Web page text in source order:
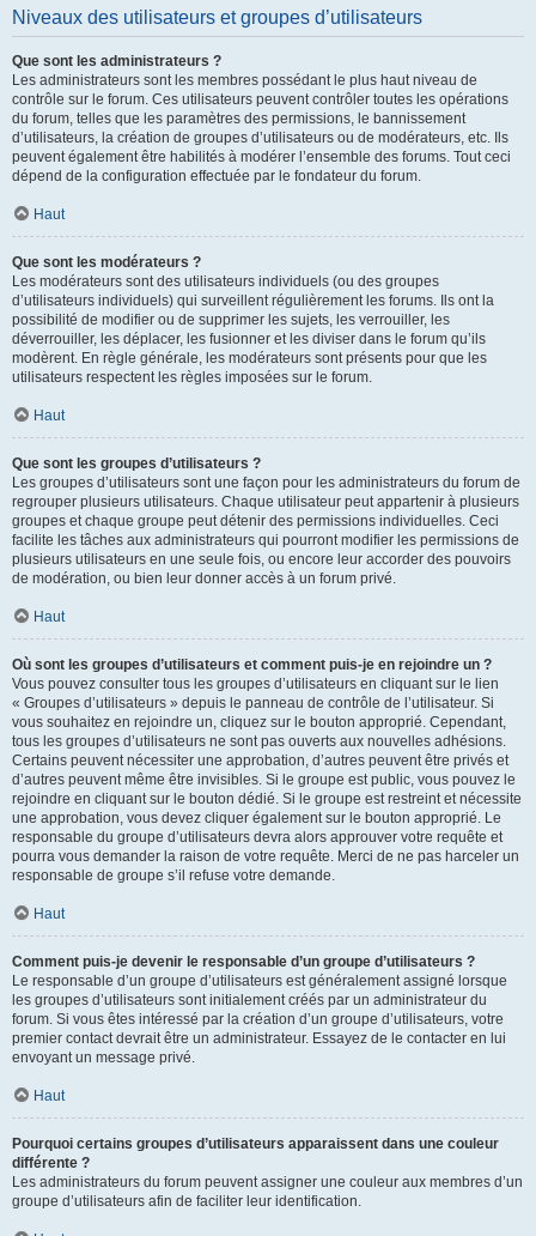
Niveaux des utilisateurs et groupes d’utilisateurs
Que sont les administrateurs ?
Les administrateurs sont les membres possédant le plus haut niveau de
contrôle sur le forum. Ces utilisateurs peuvent contrôler toutes les opérations
du forum, telles que les paramètres des permissions, le bannissement
d’utilisateurs, la création de groupes d’utilisateurs ou de modérateurs, etc. Ils
peuvent également être habilités à modérer l’ensemble des forums. Tout ceci
dépend de la configuration effectuée par le fondateur du forum.
Haut
Que sont les modérateurs ?
Les modérateurs sont des utilisateurs individuels (ou des groupes
d’utilisateurs individuels) qui surveillent régulièrement les forums. Ils ont la
possibilité de modifier ou de supprimer les sujets, les verrouiller, les
déverrouiller, les déplacer, les fusionner et les diviser dans le forum qu’ils
modèrent. En règle générale, les modérateurs sont présents pour que les
utilisateurs respectent les règles imposées sur le forum.
Haut
Que sont les groupes d’utilisateurs ?
Les groupes d’utilisateurs sont une façon pour les administrateurs du forum de
regrouper plusieurs utilisateurs. Chaque utilisateur peut appartenir à plusieurs
groupes et chaque groupe peut détenir des permissions individuelles. Ceci
facilite les tâches aux administrateurs qui pourront modifier les permissions de
plusieurs utilisateurs en une seule fois, ou encore leur accorder des pouvoirs
de modération, ou bien leur donner accès à un forum privé.
Haut
Où sont les groupes d’utilisateurs et comment puis-je en rejoindre un ?
Vous pouvez consulter tous les groupes d’utilisateurs en cliquant sur le lien
« Groupes d’utilisateurs » depuis le panneau de contrôle de l’utilisateur. Si
vous souhaitez en rejoindre un, cliquez sur le bouton approprié. Cependant,
tous les groupes d’utilisateurs ne sont pas ouverts aux nouvelles adhésions.
Certains peuvent nécessiter une approbation, d’autres peuvent être privés et
d’autres peuvent même être invisibles. Si le groupe est public, vous pouvez le
rejoindre en cliquant sur le bouton dédié. Si le groupe est restreint et nécessite
une approbation, vous devez cliquer également sur le bouton approprié. Le
responsable du groupe d’utilisateurs devra alors approuver votre requête et
pourra vous demander la raison de votre requête. Merci de ne pas harceler un
responsable de groupe s’il refuse votre demande.
Haut
Comment puis-je devenir le responsable d’un groupe d’utilisateurs ?
Le responsable d’un groupe d’utilisateurs est généralement assigné lorsque
les groupes d’utilisateurs sont initialement créés par un administrateur du
forum. Si vous êtes intéressé par la création d’un groupe d’utilisateurs, votre
premier contact devrait être un administrateur. Essayez de le contacter en lui
envoyant un message privé.
Haut
Pourquoi certains groupes d’utilisateurs apparaissent dans une couleur
différente ?
Les administrateurs du forum peuvent assigner une couleur aux membres d’un
groupe d’utilisateurs afin de faciliter leur identification.